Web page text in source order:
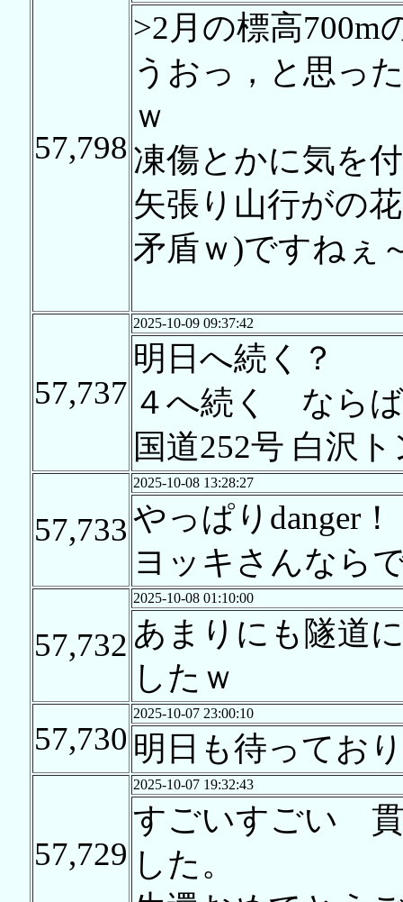
57,798
>2月の標高700m
うおっ，と思っ
ｗ
凍傷とかに気を
矢張り山行がの
矛盾ｗ)ですねぇ
57,737
2025-10-09 09:37:42
明日へ続く？
４へ続く ならば
国道252号 白沢
57,733
2025-10-08 13:28:27
やっぱりdanger！
ヨッキさんなら
57,732
2025-10-08 01:10:00
あまりにも隧道
したｗ
57,730
2025-10-07 23:00:10
明日も待ってお
57,729
2025-10-07 19:32:43
すごいすごい 貫
した。